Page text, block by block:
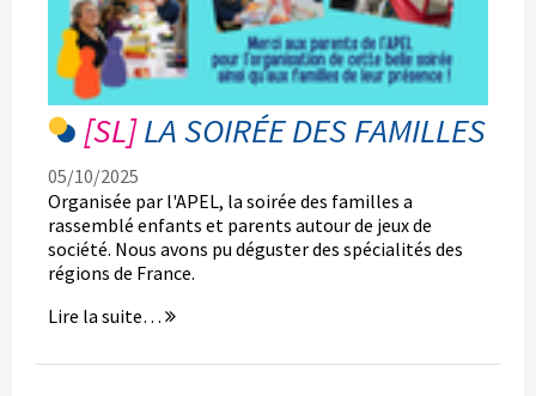
LA SOIRÉE DES FAMILLES
05/10/2025
Organisée par l'APEL, la soirée des familles a
rassemblé enfants et parents autour de jeux de
société. Nous avons pu déguster des spécialités des
régions de France.
La
des
Lire la suite…